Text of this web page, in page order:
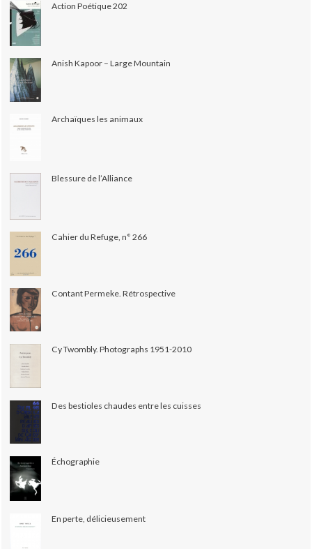
Action Poétique 202
Anish Kapoor – Large Mountain
Archaïques les animaux
Blessure de l’Alliance
Cahier du Refuge, n° 266
Contant Permeke. Rétrospective
Cy Twombly. Photographs 1951-2010
Des bestioles chaudes entre les cuisses
Échographie
En perte, délicieusement